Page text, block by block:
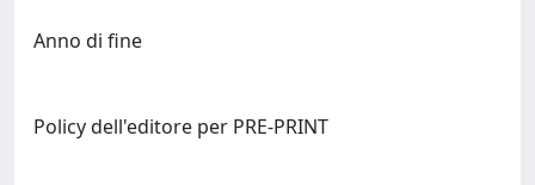
Anno di fine
Policy dell'editore per PRE-PRINT